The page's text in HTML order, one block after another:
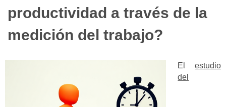
productividad a través de la
medición del trabajo?
El estudio
del